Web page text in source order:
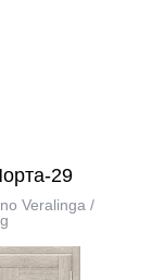
29
Veralinga /